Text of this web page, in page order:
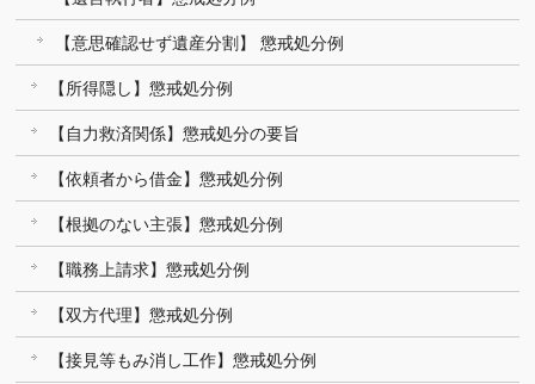
【意思確認せず遺産分割】 懲戒処分例
【所得隠し】懲戒処分例
【自力救済関係】懲戒処分の要旨
【依頼者から借金】懲戒処分例
【根拠のない主張】懲戒処分例
【職務上請求】懲戒処分例
【双方代理】懲戒処分例
【接見等もみ消し工作】懲戒処分例